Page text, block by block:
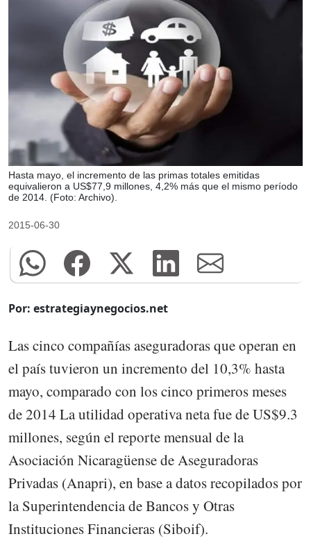
Hasta mayo, el incremento de las primas totales emitidas
equivalieron a US$77,9 millones, 4,2% más que el mismo período
de 2014. (Foto: Archivo).
2015-06-30
Por: estrategiaynegocios.net
Las cinco compañías aseguradoras que operan en
el país tuvieron un incremento del 10,3% hasta
mayo, comparado con los cinco primeros meses
de 2014 La utilidad operativa neta fue de US$9.3
millones, según el reporte mensual de la
Asociación Nicaragüense de Aseguradoras
Privadas (Anapri), en base a datos recopilados por
la Superintendencia de Bancos y Otras
Instituciones Financieras (Siboif).